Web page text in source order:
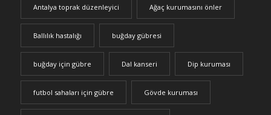
Antalya toprak düzenleyici Ağaç kurumasını önler
Ballılık hastalığı buğday gübresi
buğday için gübre Dal kanseri Dip kuruması
futbol sahaları için gübre Gövde kuruması